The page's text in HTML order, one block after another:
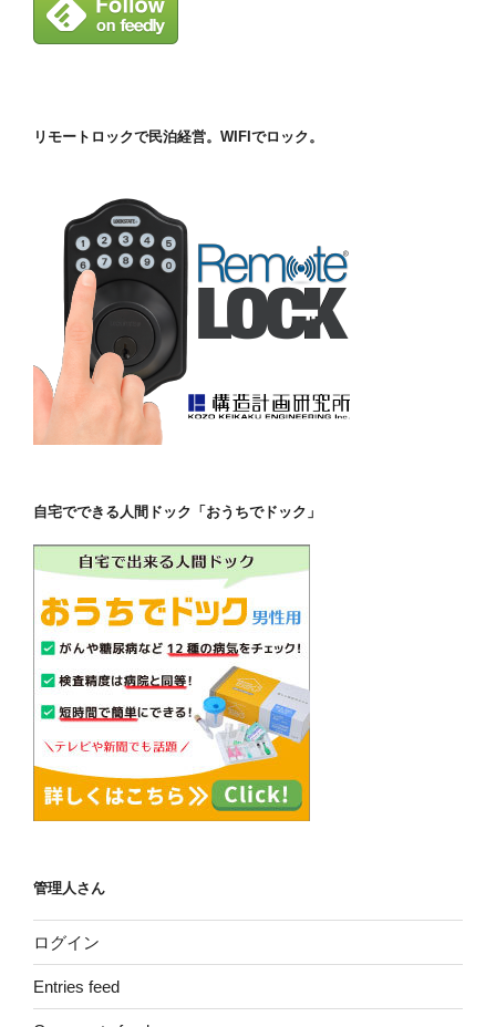
リモートロックで民泊経営。WIFIでロック。
自宅でできる人間ドック「おうちでドック」
管理人さん
ログイン
Entries feed